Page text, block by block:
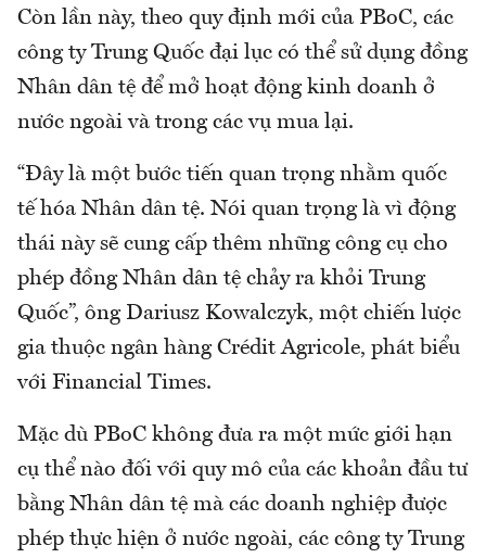
Còn lần này, theo quy định mới của PBoC, các
công ty Trung Quốc đại lục có thể sử dụng đồng
Nhân dân tệ để mở hoạt động kinh doanh ở
nước ngoài và trong các vụ mua lại.
“Đây là một bước tiến quan trọng nhằm quốc
tế hóa Nhân dân tệ. Nói quan trọng là vì động
thái này sẽ cung cấp thêm những công cụ cho
phép đồng Nhân dân tệ chảy ra khỏi Trung
Quốc”, ông Dariusz Kowalczyk, một chiến lược
gia thuộc ngân hàng Crédit Agricole, phát biểu
với Financial Times.
Mặc dù PBoC không đưa ra một mức giới hạn
cụ thể nào đối với quy mô của các khoản đầu tư
bằng Nhân dân tệ mà các doanh nghiệp được
phép thực hiện ở nước ngoài, các công ty Trung